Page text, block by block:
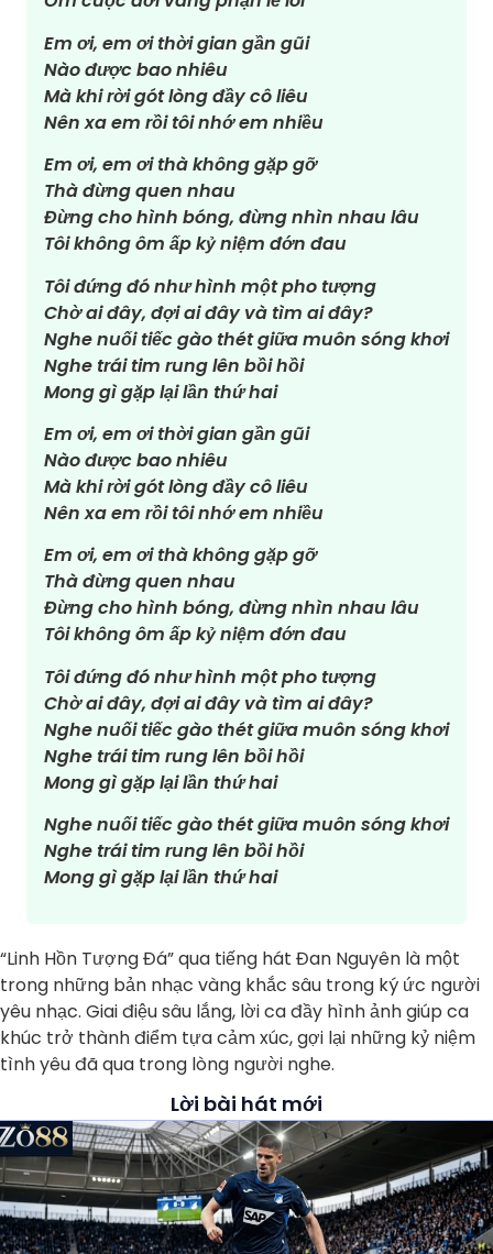
Em ơi, em ơi thời gian gần gũi
Nào được bao nhiêu
Mà khi rời gót lòng đầy cô liêu
Nên xa em rồi tôi nhớ em nhiều
Em ơi, em ơi thà không gặp gỡ
Thà đừng quen nhau
Đừng cho hình bóng, đừng nhìn nhau lâu
Tôi không ôm ấp kỷ niệm đớn đau
Tôi đứng đó như hình một pho tượng
Chờ ai đây, đợi ai đây và tìm ai đây?
Nghe nuối tiếc gào thét giữa muôn sóng khơi
Nghe trái tim rung lên bồi hồi
Mong gì gặp lại lần thứ hai
Em ơi, em ơi thời gian gần gũi
Nào được bao nhiêu
Mà khi rời gót lòng đầy cô liêu
Nên xa em rồi tôi nhớ em nhiều
Em ơi, em ơi thà không gặp gỡ
Thà đừng quen nhau
Đừng cho hình bóng, đừng nhìn nhau lâu
Tôi không ôm ấp kỷ niệm đớn đau
Tôi đứng đó như hình một pho tượng
Chờ ai đây, đợi ai đây và tìm ai đây?
Nghe nuối tiếc gào thét giữa muôn sóng khơi
Nghe trái tim rung lên bồi hồi
Mong gì gặp lại lần thứ hai
Nghe nuối tiếc gào thét giữa muôn sóng khơi
Nghe trái tim rung lên bồi hồi
Mong gì gặp lại lần thứ hai
“Linh Hồn Tượng Đá” qua tiếng hát Đan Nguyên là một
trong những bản nhạc vàng khắc sâu trong ký ức người
yêu nhạc. Giai điệu sâu lắng, lời ca đầy hình ảnh giúp ca
khúc trở thành điểm tựa cảm xúc, gợi lại những kỷ niệm
tình yêu đã qua trong lòng người nghe.
Lời bài hát mới